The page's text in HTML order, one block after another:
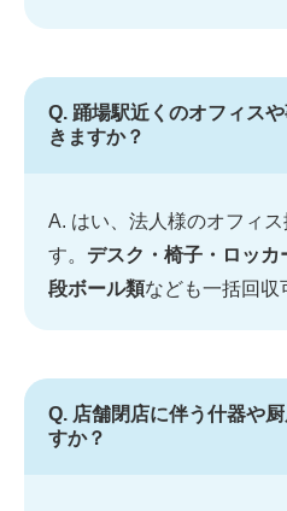
Q. 踊場駅近くのオフィス
きますか？
A. はい、法人様のオフィ
す。 デスク・椅子・ロッカ
段ボール類なども一括回収
Q. 店舗閉店に伴う什器や
すか？